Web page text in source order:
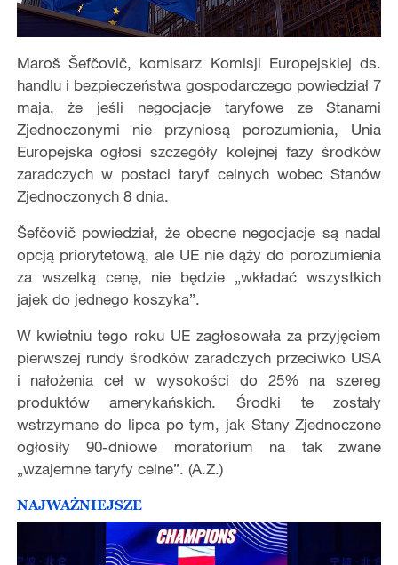
Maroš Šefčovič, komisarz Komisji Europejskiej ds.
handlu i bezpieczeństwa gospodarczego powiedział 7
maja, że jeśli negocjacje taryfowe ze Stanami
Zjednoczonymi nie przyniosą porozumienia, Unia
Europejska ogłosi szczegóły kolejnej fazy środków
zaradczych w postaci taryf celnych wobec Stanów
Zjednoczonych 8 dnia.
Šefčovič powiedział, że obecne negocjacje są nadal
opcją priorytetową, ale UE nie dąży do porozumienia
za wszelką cenę, nie będzie „wkładać wszystkich
jajek do jednego koszyka”.
W kwietniu tego roku UE zagłosowała za przyjęciem
pierwszej rundy środków zaradczych przeciwko USA
i nałożenia ceł w wysokości do 25% na szereg
produktów amerykańskich. Środki te zostały
wstrzymane do lipca po tym, jak Stany Zjednoczone
ogłosiły 90-dniowe moratorium na tak zwane
„wzajemne taryfy celne”. (A.Z.)
NAJWAŻNIEJSZE